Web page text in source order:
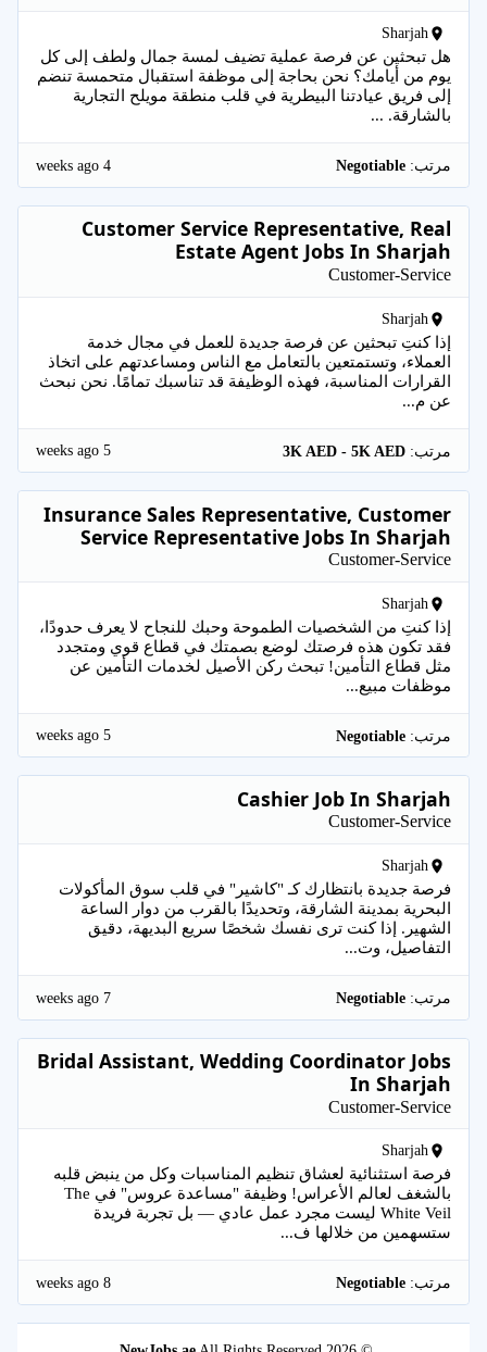
Sharjah
هل تبحثين عن فرصة عملية تضيف لمسة جمال ولطف إلى كل
يوم من أيامك؟ نحن بحاجة إلى موظفة استقبال متحمسة تنضم
إلى فريق عيادتنا البيطرية في قلب منطقة مويلح التجارية
بالشارقة. ...
مرتب: 4 weeks ago
Customer Service Representative, Real
Estate Agent Jobs In Sharjah
Customer-Service
Sharjah
إذا كنتِ تبحثين عن فرصة جديدة للعمل في مجال خدمة
العملاء، وتستمتعين بالتعامل مع الناس ومساعدتهم على اتخاذ
القرارات المناسبة، فهذه الوظيفة قد تناسبك تمامًا. نحن نبحث
عن م...
مرتب: 5 weeks ago
Insurance Sales Representative, Customer
Service Representative Jobs In Sharjah
Customer-Service
Sharjah
إذا كنتِ من الشخصيات الطموحة وحبك للنجاح لا يعرف حدودًا،
فقد تكون هذه فرصتك لوضع بصمتك في قطاع قوي ومتجدد
مثل قطاع التأمين! تبحث ركن الأصيل لخدمات التأمين عن
موظفات مبيع...
مرتب: 5 weeks ago
Cashier Job In Sharjah
Customer-Service
Sharjah
فرصة جديدة بانتظارك كـ "كاشير" في قلب سوق المأكولات
البحرية بمدينة الشارقة، وتحديدًا بالقرب من دوار الساعة
الشهير. إذا كنت ترى نفسك شخصًا سريع البديهة، دقيق
التفاصيل، وت...
مرتب: 7 weeks ago
Bridal Assistant, Wedding Coordinator Jobs
In Sharjah
Customer-Service
Sharjah
فرصة استثنائية لعشاق تنظيم المناسبات وكل من ينبض قلبه
بالشغف لعالم الأعراس! وظيفة "مساعدة عروس" في The
White Veil ليست مجرد عمل عادي — بل تجربة فريدة
ستسهمين من خلالها ف...
مرتب: 8 weeks ago